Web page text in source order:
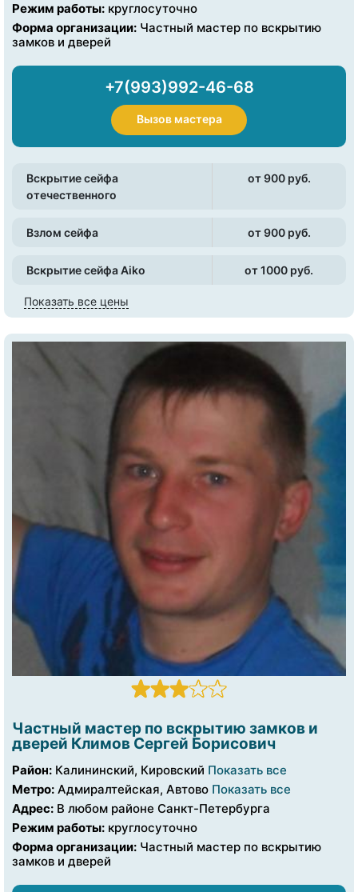
Режим работы: круглосуточно
Форма организации: Частный мастер по вскрытию
замков и дверей
+7(993)992-46-68
Вызов мастера
Вскрытие сейфа
отечественного
от 900 pуб.
Взлом сейфа от 900 pуб.
Вскрытие сейфа Aiko от 1000 pуб.
Показать все цены
Частный мастер по вскрытию замков и
дверей Климов Сергей Борисович
Район: Калининский, Кировский Показать все
Метро: Адмиралтейская, Автово Показать все
Адрес: В любом районе Санкт-Петербурга
Режим работы: круглосуточно
Форма организации: Частный мастер по вскрытию
замков и дверей